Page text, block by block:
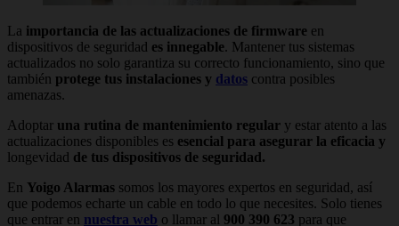
La importancia de las actualizaciones de firmware en
dispositivos de seguridad es innegable. Mantener tus sistemas
actualizados no solo garantiza su correcto funcionamiento, sino que
también protege tus instalaciones y datos contra posibles
amenazas.
Adoptar una rutina de mantenimiento regular y estar atento a las
actualizaciones disponibles es esencial para asegurar la eficacia y
longevidad de tus dispositivos de seguridad.
En Yoigo Alarmas somos los mayores expertos en seguridad, así
que podemos echarte un cable en todo lo que necesites. Solo tienes
que entrar en nuestra web o llamar al 900 390 623 para que